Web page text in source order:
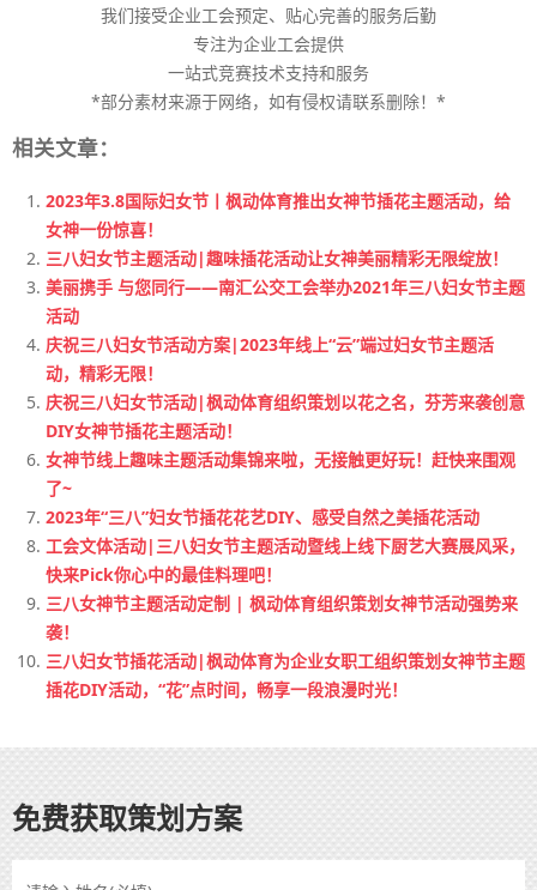
我们接受企业工会预定、贴心完善的服务后勤
专注为企业工会提供
一站式竞赛技术支持和服务
*部分素材来源于网络，如有侵权请联系删除！*
相关文章：
2023年3.8国际妇女节丨枫动体育推出女神节插花主题活动，给
女神一份惊喜！
三八妇女节主题活动|趣味插花活动让女神美丽精彩无限绽放！
美丽携手 与您同行——南汇公交工会举办2021年三八妇女节主题
活动
庆祝三八妇女节活动方案|2023年线上“云”端过妇女节主题活
动，精彩无限！
庆祝三八妇女节活动|枫动体育组织策划以花之名，芬芳来袭创意
DIY女神节插花主题活动！
女神节线上趣味主题活动集锦来啦，无接触更好玩！赶快来围观
了~
2023年“三八”妇女节插花花艺DIY、感受自然之美插花活动
工会文体活动|三八妇女节主题活动暨线上线下厨艺大赛展风采，
快来Pick你心中的最佳料理吧！
三八女神节主题活动定制 | 枫动体育组织策划女神节活动强势来
袭！
三八妇女节插花活动|枫动体育为企业女职工组织策划女神节主题
插花DIY活动，“花”点时间，畅享一段浪漫时光！
免费获取策划方案